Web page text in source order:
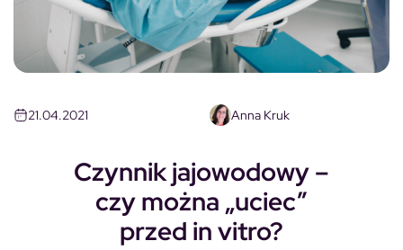
21.04.2021 Anna Kruk
Czynnik jajowodowy –
czy można „uciec”
przed in vitro?